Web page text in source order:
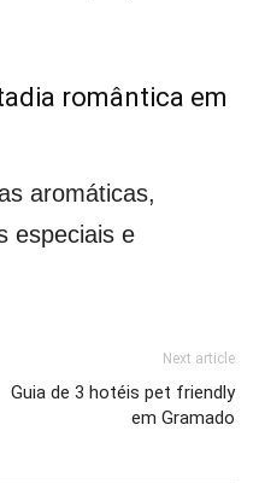
romântica em
aromáticas,
especiais e
Next article
Guia de 3 hotéis pet friendly
em Gramado